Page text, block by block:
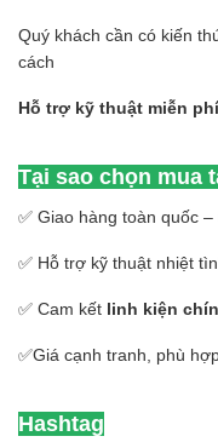
Quý khách cần có kiến
cách
Hỗ trợ kỹ thuật miễn phí
Tại sao chọn mua
✅ Giao hàng toàn quốc
✅ Hỗ trợ kỹ thuật nhiệt
✅ Cam kết linh kiện
✅Giá cạnh tranh, phù
Hashtag